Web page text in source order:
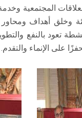
المجتمعية وخدمة
وخلق أهداف
تعود بالنفع
على الإنماء والتقدم.